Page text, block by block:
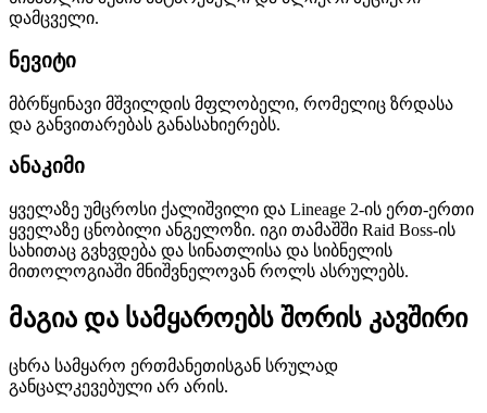
დამცველი.
ნევიტი
მბრწყინავი მშვილდის მფლობელი, რომელიც ზრდასა
და განვითარებას განასახიერებს.
ანაკიმი
ყველაზე უმცროსი ქალიშვილი და Lineage 2-ის ერთ-ერთი
ყველაზე ცნობილი ანგელოზი. იგი თამაშში Raid Boss-ის
სახითაც გვხვდება და სინათლისა და სიბნელის
მითოლოგიაში მნიშვნელოვან როლს ასრულებს.
მაგია და სამყაროებს შორის კავშირი
ცხრა სამყარო ერთმანეთისგან სრულად
განცალკევებული არ არის.